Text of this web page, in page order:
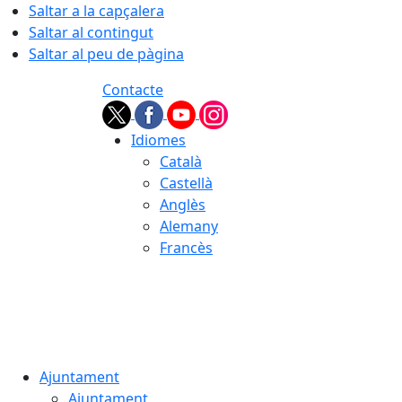
Saltar a la capçalera
Saltar al contingut
Saltar al peu de pàgina
Contacte
Idiomes
Català
Castellà
Anglès
Alemany
Francès
Ajuntament